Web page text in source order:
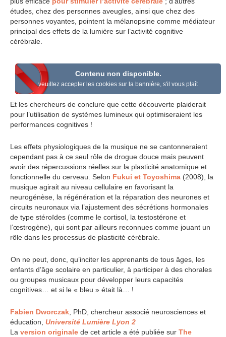
études, chez des personnes aveugles, ainsi que chez des
personnes voyantes, pointent la mélanopsine comme médiateur
principal des effets de la lumière sur l’activité cognitive
cérébrale.
Contenu non disponible.
veuillez accepter les cookies sur la bannière, s'il vous plaît
Et les chercheurs de conclure que cette découverte plaiderait
pour l’utilisation de systèmes lumineux qui optimiseraient les
performances cognitives !
Les effets physiologiques de la musique ne se cantonneraient
cependant pas à ce seul rôle de drogue douce mais peuvent
avoir des répercussions réelles sur la plasticité anatomique et
fonctionnelle du cerveau. Selon Fukui et Toyoshima (2008), la
musique agirait au niveau cellulaire en favorisant la
neurogénèse, la régénération et la réparation des neurones et
circuits neuronaux via l’ajustement des sécrétions hormonales
de type stéroïdes (comme le cortisol, la testostérone et
l’œstrogène), qui sont par ailleurs reconnues comme jouant un
rôle dans les processus de plasticité cérébrale.
On ne peut, donc, qu’inciter les apprenants de tous âges, les
enfants d’âge scolaire en particulier, à participer à des chorales
ou groupes musicaux pour développer leurs capacités
cognitives… et si le « bleu » était là… !
Fabien Dworczak , PhD, chercheur associé neurosciences et
éducation, Université Lumière Lyon 2
La version originale de cet article a été publiée sur The